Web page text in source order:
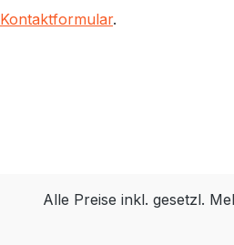
Kontaktformular.
Alle Preise inkl. gesetzl.